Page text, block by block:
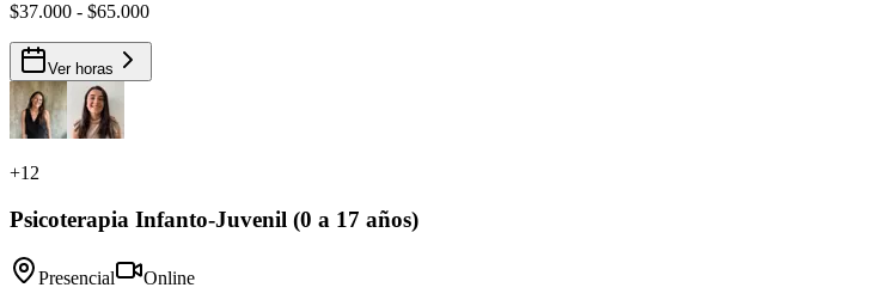
$37.000 - $65.000
Ver horas
+12
Psicoterapia Infanto-Juvenil (0 a 17 años)
Presencial
Online